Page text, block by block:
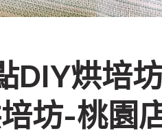
DIY烘培
坊-桃園店